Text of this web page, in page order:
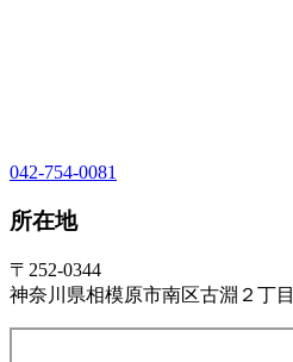
042-754-0081
所在地
〒252-0344
神奈川県相模原市南区古淵２丁